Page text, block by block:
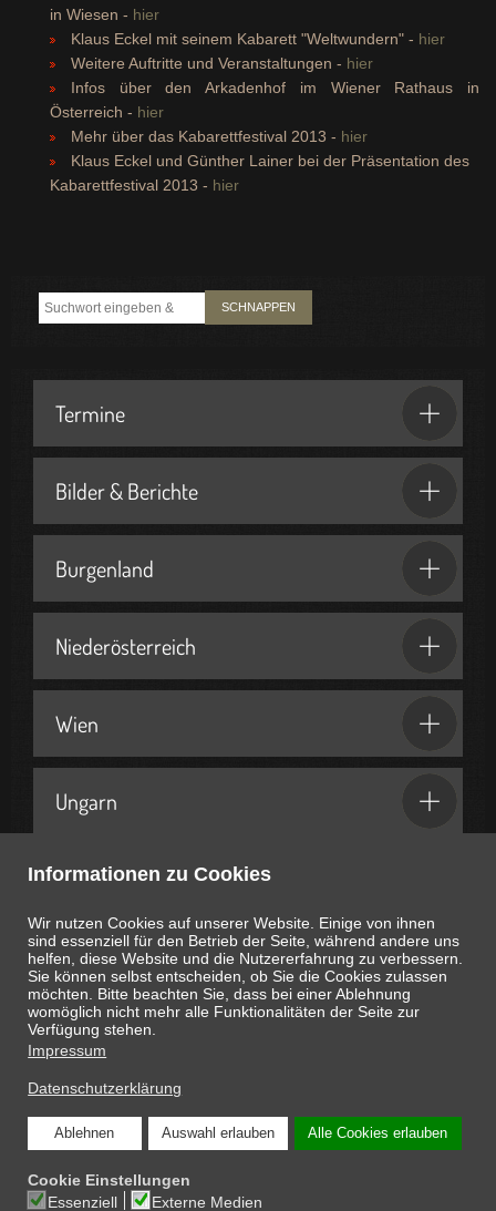
Informationen zu Cookies
Wir nutzen Cookies auf unserer Website. Einige von ihnen
sind essenziell für den Betrieb der Seite, während andere uns
helfen, diese Website und die Nutzererfahrung zu verbessern.
Sie können selbst entscheiden, ob Sie die Cookies zulassen
möchten. Bitte beachten Sie, dass bei einer Ablehnung
womöglich nicht mehr alle Funktionalitäten der Seite zur
Verfügung stehen.
Impressum
Datenschutzerklärung
Ablehnen Auswahl erlauben Alle Cookies erlauben
Cookie Einstellungen
Essenziell
Externe Medien
in Wiesen - hier
Klaus Eckel mit seinem Kabarett "Weltwundern" - hier
Weitere Auftritte und Veranstaltungen - hier
Infos über den Arkadenhof im Wiener Rathaus in
Österreich - hier
Mehr über das Kabarettfestival 2013 - hier
Klaus Eckel und Günther Lainer bei der Präsentation des
Kabarettfestival 2013 - hier
SCHNAPPEN
Termine
Bilder & Berichte
Burgenland
Niederösterreich
Wien
Ungarn
Geschenkideen & Partner
Heute istAugust 7, 2026 21:30:25Uhr
COPYRIGHT © 2026 ONLINE-MAGAZIN SCHNAPPEN.AT: DIE INTERESSANTEN